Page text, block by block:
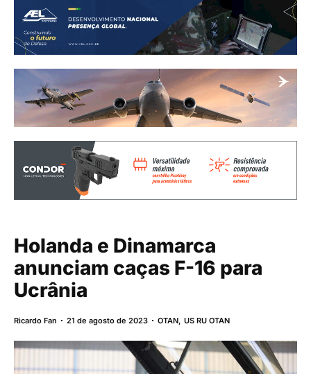
Holanda e Dinamarca
anunciam caças F-16 para
Ucrânia
Ricardo Fan 21 de agosto de 2023 OTAN,US RU OTAN